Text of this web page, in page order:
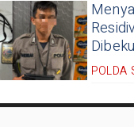
POLDA